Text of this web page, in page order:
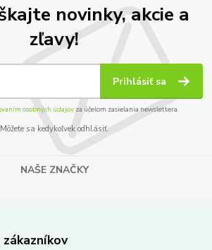
novinky, akcie a
zľavy!
Prihlásiť sa
osobných údajov za účelom zasielania newslettera.
Môžete sa kedykoľvek odhlásiť.
NAŠE ZNAČKY